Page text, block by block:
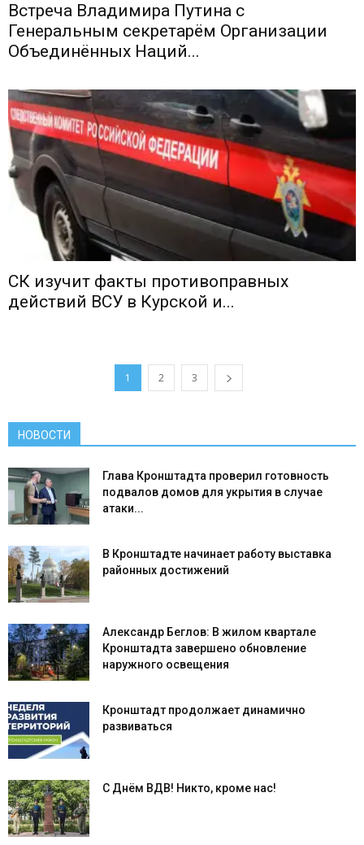
Встреча Владимира Путина с
Генеральным секретарём Организации
Объединённых Наций...
СК изучит факты противоправных
действий ВСУ в Курской и...
1 2 3
НОВОСТИ
Глава Кронштадта проверил готовность
подвалов домов для укрытия в случае
атаки...
В Кронштадте начинает работу выставка
районных достижений
Александр Беглов: В жилом квартале
Кронштадта завершено обновление
наружного освещения
Кронштадт продолжает динамично
развиваться
С Днём ВДВ! Никто, кроме нас!